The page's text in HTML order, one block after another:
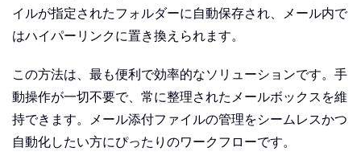
イルが指定されたフォルダーに自動保存され、メール内で
はハイパーリンクに置き換えられます。
この方法は、最も便利で効率的なソリューションです。手
動操作が一切不要で、常に整理されたメールボックスを維
持できます。メール添付ファイルの管理をシームレスかつ
自動化したい方にぴったりのワークフローです。